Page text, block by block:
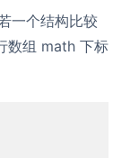
一个结构比较
数组 math 下标